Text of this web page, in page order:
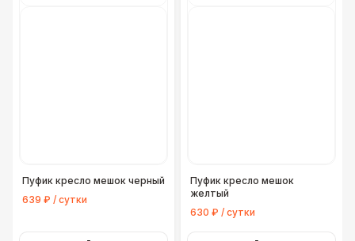
Пуфик кресло мешок черный
639 ₽ / сутки
Пуфик кресло мешок
желтый
630 ₽ / сутки